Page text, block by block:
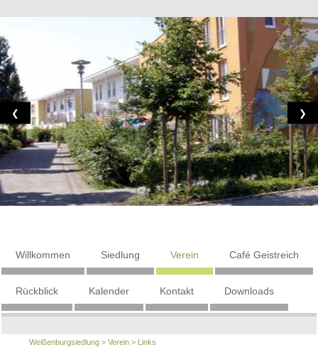
❮ ❯
Willkommen Siedlung Verein Café Geistreich
Rückblick Kalender Kontakt Downloads
Weißenburgsiedlung > Verein > Links